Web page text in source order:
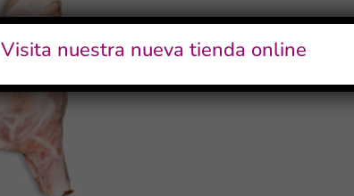
Visita nuestra nueva tienda online